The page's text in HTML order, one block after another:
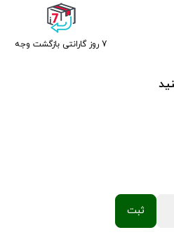
7 روز گارانتی بازگشت وجه